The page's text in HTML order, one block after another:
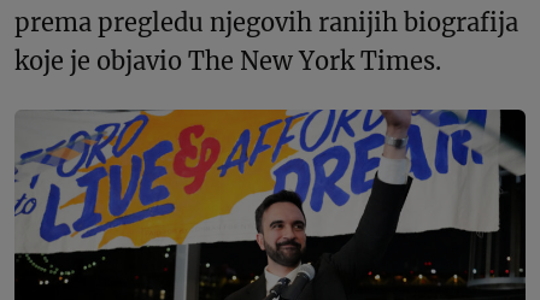
prema pregledu njegovih ranijih biografija
koje je objavio The New York Times.